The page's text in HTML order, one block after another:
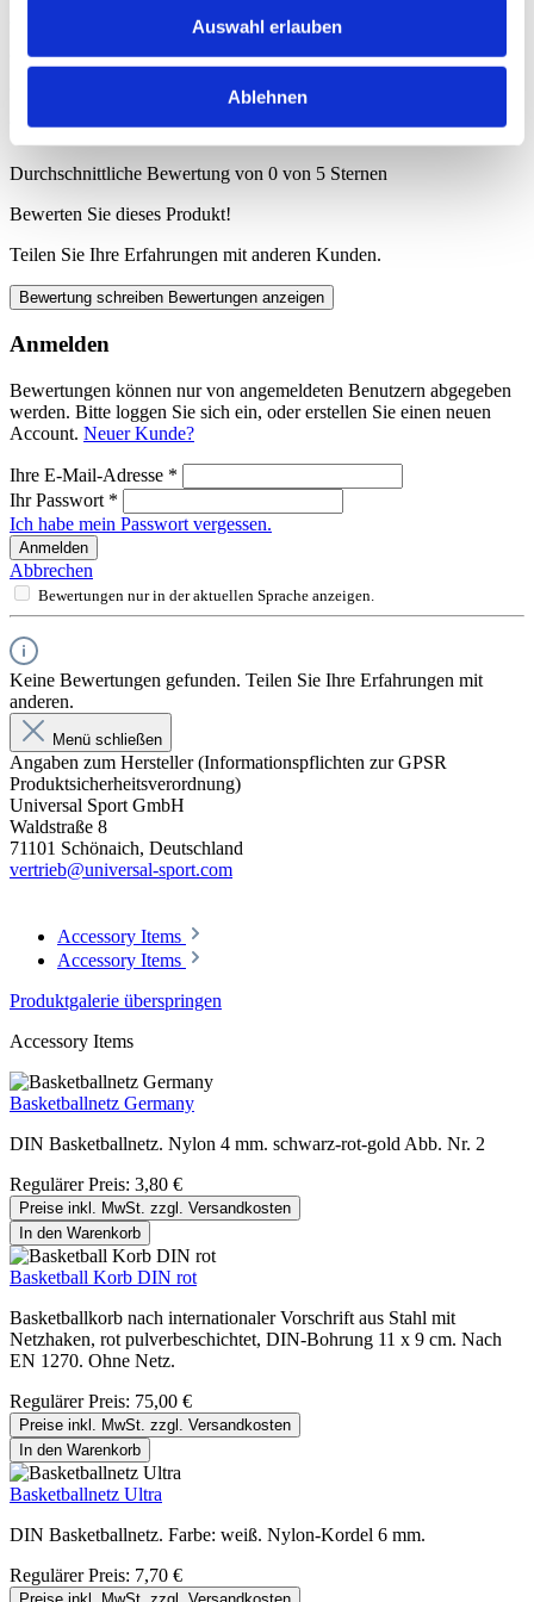
Auswahl erlauben
Ablehnen
Durchschnittliche Bewertung von 0 von 5 Sternen
Bewerten Sie dieses Produkt!
Teilen Sie Ihre Erfahrungen mit anderen Kunden.
Bewertung schreiben Bewertungen anzeigen
Anmelden
Bewertungen können nur von angemeldeten Benutzern abgegeben
werden. Bitte loggen Sie sich ein, oder erstellen Sie einen neuen
Account. Neuer Kunde?
Ihre E-Mail-Adresse *
Ihr Passwort *
Ich habe mein Passwort vergessen.
Anmelden
Abbrechen
Bewertungen nur in der aktuellen Sprache anzeigen.
Keine Bewertungen gefunden. Teilen Sie Ihre Erfahrungen mit
anderen.
Menü schließen
Angaben zum Hersteller (Informationspflichten zur GPSR
Produktsicherheitsverordnung)
Universal Sport GmbH
Waldstraße 8
71101 Schönaich, Deutschland
vertrieb@universal-sport.com
Accessory Items
Accessory Items
Produktgalerie überspringen
Accessory Items
Basketballnetz Germany
DIN Basketballnetz. Nylon 4 mm. schwarz-rot-gold Abb. Nr. 2
Regulärer Preis: 3,80 €
Preise inkl. MwSt. zzgl. Versandkosten
In den Warenkorb
Basketball Korb DIN rot
Basketballkorb nach internationaler Vorschrift aus Stahl mit
Netzhaken, rot pulverbeschichtet, DIN-Bohrung 11 x 9 cm. Nach
EN 1270. Ohne Netz.
Regulärer Preis: 75,00 €
Preise inkl. MwSt. zzgl. Versandkosten
In den Warenkorb
Basketballnetz Ultra
DIN Basketballnetz. Farbe: weiß. Nylon-Kordel 6 mm.
Regulärer Preis: 7,70 €